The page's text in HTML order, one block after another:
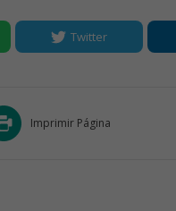
Twitter
Imprimir Página